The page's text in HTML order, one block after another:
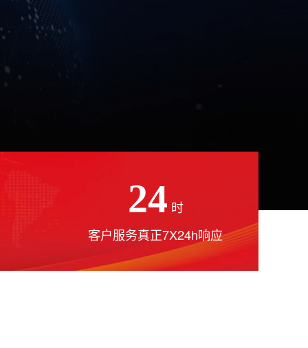
24 时
客户服务真正7X24h响应